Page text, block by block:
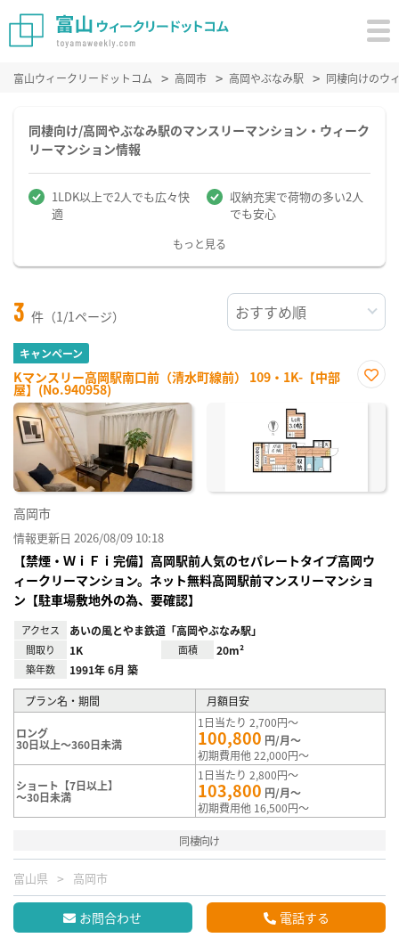
富山ウィークリードットコム 高岡市 高岡やぶなみ駅 同棲向けのウ
同棲向け/高岡やぶなみ駅のマンスリーマンション・ウィーク
リーマンション情報
1LDK以上で2人でも広々快
適
収納充実で荷物の多い2人
でも安心
もっと見る
3 件（1/1ページ）
キャンペーン
Kマンスリー高岡駅南口前（清水町線前） 109・1K-【中部
屋】(No.940958)
に入
高岡市
情報更新日 2026/08/09 10:18
【禁煙・ＷｉＦｉ完備】高岡駅前人気のセパレートタイプ高岡ウ
ィークリーマンション。ネット無料高岡駅前マンスリーマンショ
ン【駐車場敷地外の為、要確認】
アクセス あいの風とやま鉄道「高岡やぶなみ駅」
間取り 1K 面積 20m²
築年数 1991年 6月 築
プラン名・期間 月額目安
ロング
30日以上～360日未満
1日当たり 2,700円～
100,800 円/月～
初期費用他 22,000円～
ショート【7日以上】
～30日未満
1日当たり 2,800円～
103,800 円/月～
初期費用他 16,500円～
同棲向け
富山県 高岡市
お問合わせ 電話する